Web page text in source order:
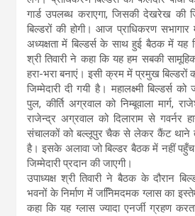
गार्ड उपलब्ध कराएगा, जिसकी देखरेख की
बिल्डरों की होगी। आज प्राधिकरण सभागार
अध्यक्षता में बिल्डर्स के साथ हुई बैठक में यह
श्री तिवारी ने कहा कि यह हम सबकी
हरा-भरा बनाएं। इसी क्रम में प्रमुख बिल्डरों
जिम्मेदारी दी गयी है। महालक्ष्मी बिल्डर्स
पुल, कीर्ति अग्रवाल को निम्बूवाला मार्ग,
राजेन्द्र अग्रवाल को दिलाराम से गवर्नर
संचालकों को बल्लूपुर चैक से लेकर कैंट थाने
है। इसके अलावा जो बिल्डर बैठक में नहीं पहुँच
जिम्मेदारी प्रदान की जाएगी।
उपाध्यक्ष श्री तिवारी ने बैठक के दौरान
भवनों के निर्माण में जनििमदमक ग्लास का
कहा कि यह ग्लास ज्यादा एनर्जी ग्रहण